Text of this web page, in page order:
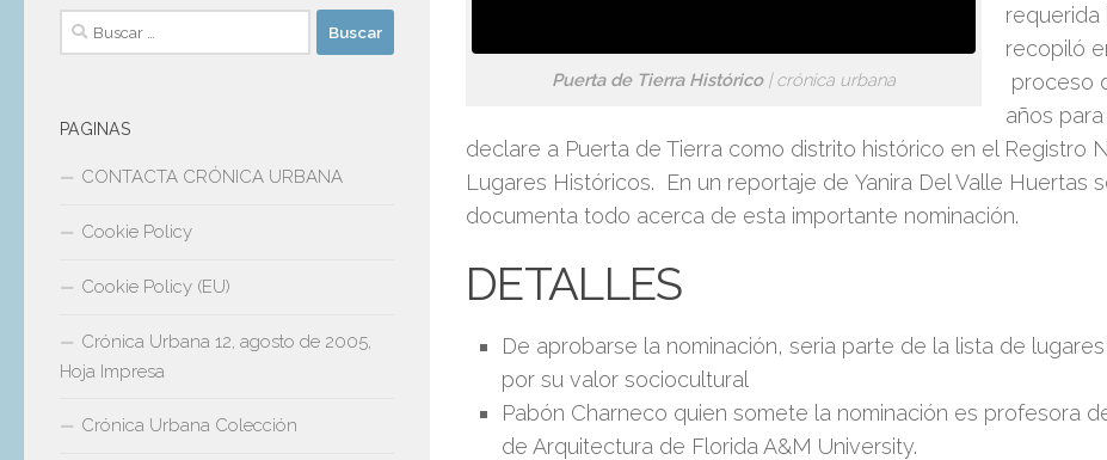
Puerta de Tierra Histórico| crónica urbana
requerida
recopiló
proceso
años
declare a Puerta de Tierra como distrito histórico en el Registro
Lugares Históricos. En un reportaje de Yanira Del Valle Huertas
documenta todo acerca de esta importante nominación.
DETALLES
De aprobarse la nominación, seria parte de la lista de
por su valor sociocultural
Pabón Charneco quien somete la nominación es profesora
de Arquitectura de Florida A&M University.
Buscar:
PAGINAS
CONTACTA CRÓNICA URBANA
Cookie Policy
Cookie Policy (EU)
Crónica Urbana 12, agosto de 2005,
Hoja Impresa
Crónica Urbana Colección